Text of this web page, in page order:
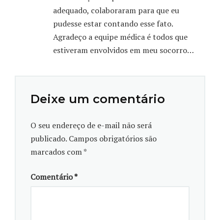
vidas e reduzir sequelas”, alerta a neurorradiologista
intervencionista do CHC, Luana Maranha Gatto.
Cada minuto conta contra o AVC
adequado, colaboraram para que eu
pudesse estar contando esse fato.
Agradeço a equipe médica é todos que
estiveram envolvidos em meu socorro…
Deixe um comentário
O seu endereço de e-mail não será
publicado. Campos obrigatórios são
marcados com*
Comentário*